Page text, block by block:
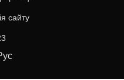
сайту